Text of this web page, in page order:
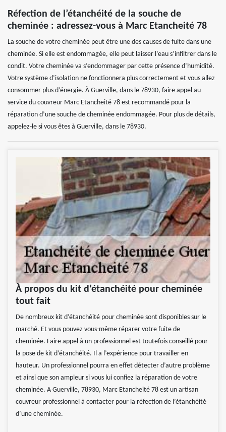
Réfection de l’étanchéité de la souche de
cheminée : adressez-vous à Marc Etancheité 78
La souche de votre cheminée peut être une des causes de fuite dans une
cheminée. Si elle est endommagée, elle peut laisser l’eau s’infiltrer dans le
condit. Votre cheminée va s’endommager par cette présence d’humidité.
Votre système d’isolation ne fonctionnera plus correctement et vous allez
consommer plus d’énergie. À Guerville, dans le 78930, faire appel au
service du couvreur Marc Etancheité 78 est recommandé pour la
réparation d’une souche de cheminée endommagée. Pour plus de détails,
appelez-le si vous êtes à Guerville, dans le 78930.
À propos du kit d’étanchéité pour cheminée
tout fait
De nombreux kit d’étanchéité pour cheminée sont disponibles sur le
marché. Et vous pouvez vous-même réparer votre fuite de
cheminée. Faire appel à un professionnel est toutefois conseillé pour
la pose de kit d’étanchéité. Il a l’expérience pour travailler en
hauteur. Un professionnel pourra en effet détecter d’autre problème
et ainsi que son ampleur si vous lui confiez la réparation de votre
cheminée. A Guerville, 78930, Marc Etancheité 78 est un artisan
couvreur professionnel à contacter pour la réfection de l’étanchéité
d’une cheminée.